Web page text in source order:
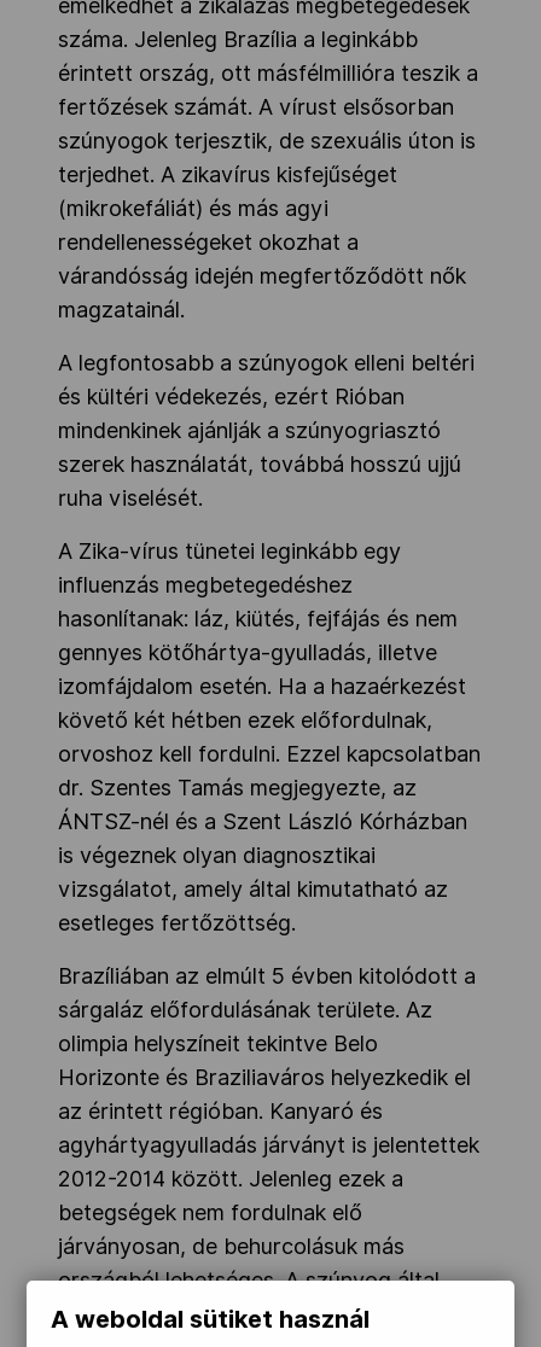
emelkedhet a zikalázas megbetegedések
száma. Jelenleg Brazília a leginkább
érintett ország, ott másfélmillióra teszik a
fertőzések számát. A vírust elsősorban
szúnyogok terjesztik, de szexuális úton is
terjedhet. A zikavírus kisfejűséget
(mikrokefáliát) és más agyi
rendellenességeket okozhat a
várandósság idején megfertőződött nők
magzatainál.
A legfontosabb a szúnyogok elleni beltéri
és kültéri védekezés, ezért Rióban
mindenkinek ajánlják a szúnyogriasztó
szerek használatát, továbbá hosszú ujjú
ruha viselését.
A Zika-vírus tünetei leginkább egy
influenzás megbetegedéshez
hasonlítanak: láz, kiütés, fejfájás és nem
gennyes kötőhártya-gyulladás, illetve
izomfájdalom esetén. Ha a hazaérkezést
követő két hétben ezek előfordulnak,
orvoshoz kell fordulni. Ezzel kapcsolatban
dr. Szentes Tamás megjegyezte, az
ÁNTSZ-nél és a Szent László Kórházban
is végeznek olyan diagnosztikai
vizsgálatot, amely által kimutatható az
esetleges fertőzöttség.
Brazíliában az elmúlt 5 évben kitolódott a
sárgaláz előfordulásának területe. Az
olimpia helyszíneit tekintve Belo
Horizonte és Braziliaváros helyezkedik el
az érintett régióban. Kanyaró és
agyhártyagyulladás járványt is jelentettek
2012-2014 között. Jelenleg ezek a
betegségek nem fordulnak elő
járványosan, de behurcolásuk más
országból lehetséges. A szúnyog által
terjesztett betegségek közül a dengue láz
A weboldal sütiket használ